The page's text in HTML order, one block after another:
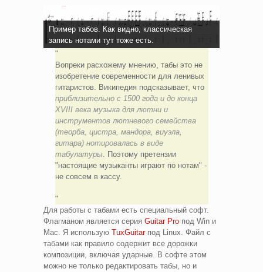
Пример табов. Как видно, классическая
запись нотами тут тоже есть.
Вопреки расхожему мнению, табы это не
изобретение современности для ленивых
гитаристов. Википедия подсказывает, что
приблизительно с 1500 года и до конца
XVIII века музыка для лютни и
инструментов лютневого семейства
(теорба, цистра, мандора, виуэла,
гитара) нотировалась в виде
табулатуры. Поэтому претензии
"настоящие музыканты играют по нотам" -
не совсем в кассу.
Для работы с табами есть специальный софт.
Флагманом является серия Guitar Pro под Win и
Mac. Я использую TuxGuitarпод Linux. Файл с
табами как правило содержит все дорожки
композиции, включая ударные. В софте этом
можно не только редактировать табы, но и